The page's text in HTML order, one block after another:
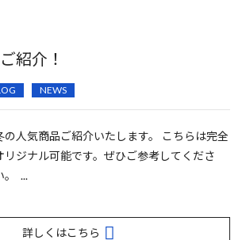
紹介！
NEWS
の人気商品ご紹介いたします。 こちらは完全
リジナル可能です。ぜひご参考してくださ
。 ...
詳しくはこちら